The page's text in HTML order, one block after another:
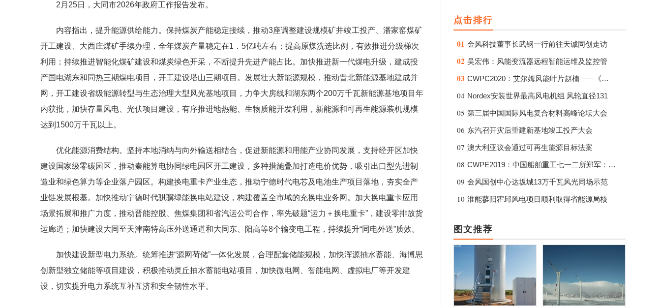
2月25日，大同市2026年政府工作报告发布。
内容指出，提升能源供给能力。保持煤炭产能稳定接续，推动3座调整建设规模矿井竣工投产、潘家窑煤矿
开工建设、大西庄煤矿手续办理，全年煤炭产量稳定在1．5亿吨左右；提高原煤洗选比例，有效推进分级梯次
利用；持续推进智能化煤矿建设和煤炭绿色开采，不断提升先进产能占比。加快推进新一代煤电升级，建成投
产国电湖东和同热三期煤电项目，开工建设塔山三期项目。发展壮大新能源规模，推动晋北新能源基地建成并
网，开工建设省级能源转型与生态治理大型风光基地项目，力争大房线和湖东两个200万千瓦新能源基地项目年
内获批，加快存量风电、光伏项目建设，有序推进地热能、生物质能开发利用，新能源和可再生能源装机规模
达到1500万千瓦以上。
优化能源消费结构。坚持本地消纳与向外输送相结合，促进新能源和用能产业协同发展，支持经开区加快
建设国家级零碳园区，推动秦能算电协同绿电园区开工建设，多种措施叠加打造电价优势，吸引出口型先进制
造业和绿色算力等企业落户园区。构建换电重卡产业生态，推动宁德时代电芯及电池生产项目落地，夯实全产
业链发展根基。加快推动宁德时代骐骥绿能换电站建设，构建覆盖全市域的充换电业务网。加大换电重卡应用
场景拓展和推广力度，推动晋能控股、焦煤集团和省汽运公司合作，率先破题“运力＋换电重卡”，建设零排放货
运廊道；加快建设大同至天津南特高压外送通道和大同东、阳高等8个输变电工程，持续提升“同电外送”质效。
加快建设新型电力系统。统筹推进“源网荷储”一体化发展，合理配套储能规模，加快浑源抽水蓄能、海博思
创新型独立储能等项目建设，积极推动灵丘抽水蓄能电站项目，加快微电网、智能电网、虚拟电厂等开发建
设，切实提升电力系统互补互济和安全韧性水平。
点击排行
01 金风科技董事长武钢一行前往天诚同创走访
02 吴宏伟：风能变流器远程智能运维及监控管
03 CWPC2020：艾尔姆风能叶片赵楠——《下一
04 Nordex安装世界最高风电机组 风轮直径131
05 第三届中国国际风电复合材料高峰论坛大会
06 东汽召开灾后重建新基地竣工投产大会
07 澳大利亚议会通过可再生能源目标法案
08 CWPE2019：中国船舶重工七一二所郑军：2M
09 金风国创中心达坂城13万千瓦风光同场示范
10 淮能蓼阳霍邱风电项目顺利取得省能源局核
图文推荐